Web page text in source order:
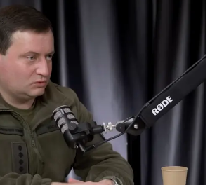
ж
и
м
у